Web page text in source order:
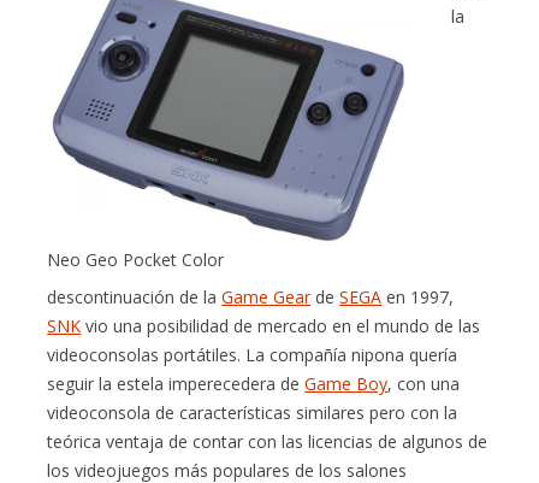
Neo Geo Pocket Color
la
descontinuación de laGame GeardeSEGA en 1997,
SNK vio una posibilidad de mercado en el mundo de las
videoconsolas portátiles. La compañía nipona quería
seguir la estela imperecedera deGame Boy, con una
videoconsola de características similares pero con la
teórica ventaja de contar con las licencias de algunos de
los videojuegos más populares de los salones